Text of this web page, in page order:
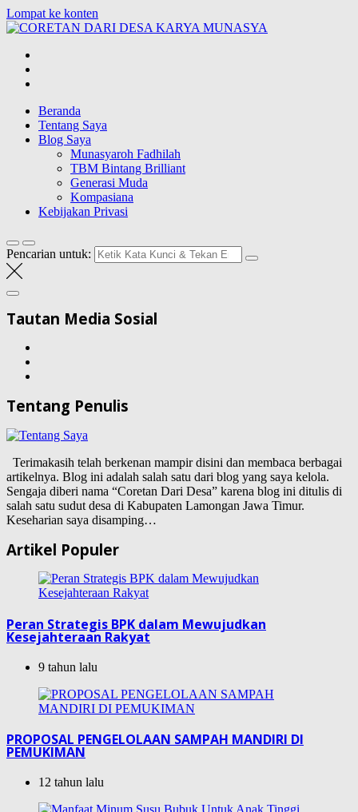
Lompat ke konten
Blog Wong Ndeso yang ingin berbagi berbagai hal di sekitarnya
Beranda
Tentang Saya
Blog Saya
Munasyaroh Fadhilah
TBM Bintang Brilliant
Generasi Muda
Kompasiana
Kebijakan Privasi
Pencarian untuk:
Tautan Media Sosial
Tentang Penulis
Terimakasih telah berkenan mampir disini dan membaca berbagai
artikelnya. Blog ini adalah salah satu dari blog yang saya kelola.
Sengaja diberi nama “Coretan Dari Desa” karena blog ini ditulis di
salah satu sudut desa di Kabupaten Lamongan Jawa Timur.
Keseharian saya disamping…
Artikel Populer
Peran Strategis BPK dalam Mewujudkan
Kesejahteraan Rakyat
9 tahun lalu
PROPOSAL PENGELOLAAN SAMPAH MANDIRI DI
PEMUKIMAN
12 tahun lalu